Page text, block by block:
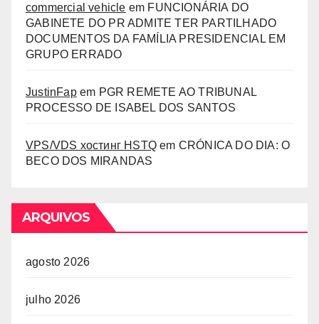
commercial vehicle em FUNCIONÁRIA DO
GABINETE DO PR ADMITE TER PARTILHADO
DOCUMENTOS DA FAMÍLIA PRESIDENCIAL EM
GRUPO ERRADO
JustinFapem PGR REMETE AO TRIBUNAL
PROCESSO DE ISABEL DOS SANTOS
VPS/VDS хостинг HSTQ em CRÓNICA DO DIA: O
BECO DOS MIRANDAS
ARQUIVOS
agosto 2026
julho 2026